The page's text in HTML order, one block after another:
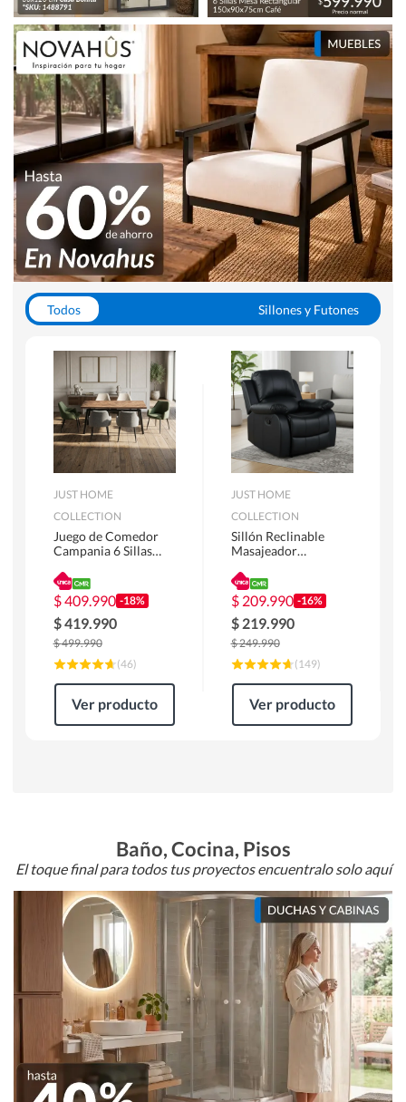
Todos
Sillones y Futones
Escritorios y Sillas PC
Racks y Muebles TV
Alfombras
JUST HOME
COLLECTION
Juego de Comedor
Campania 6 Sillas
180 x 90 x 76 cm
Café
$409.990 -18%
$419.990
$499.990
(46)
Ver producto
JUST HOME
COLLECTION
Sillón Reclinable
Masajeador
Atlanta 91x101x94
cm Negro
$ 209.990 -16%
$ 219.990
$249.990
(149)
Ver producto
Baño, Cocina, Pisos
El toque final para todos tus proyectos encuentralo solo aquí